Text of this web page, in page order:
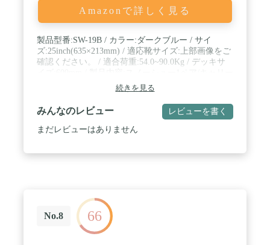
Amazonで詳しく見る
製品型番:SW-19B / カラー:ダークブルー / サイ
ズ:25inch(635×213mm) / 適応靴サイズ:上部画像をご
確認ください。 / 適合荷重:54.0~90.0Kg / デッキサ
バッグ1個 / 重量:1.89Kg【ペア】 / 材質:フレーム、
クランポン:アルミニウム デッキ:高密度ポリエチレ
ン
続きを見る
みんなのレビュー レビューを書く
まだレビューはありません
No.8 66